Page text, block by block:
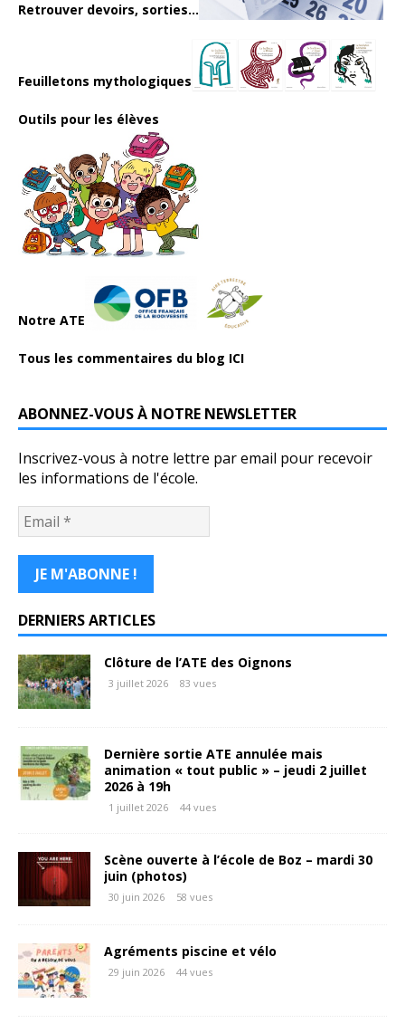
Retrouver devoirs, sorties...
Feuilletons mythologiques
Outils pour les élèves
Notre ATE
Tous les commentaires du blog ICI
ABONNEZ-VOUS À NOTRE NEWSLETTER
Inscrivez-vous à notre lettre par email pour recevoir
les informations de l'école.
DERNIERS ARTICLES
Clôture de l’ATE des Oignons
3 juillet 2026 83 vues
Dernière sortie ATE annulée mais
animation « tout public » – jeudi 2 juillet
2026 à 19h
1 juillet 2026 44 vues
Scène ouverte à l’école de Boz – mardi 30
juin (photos)
30 juin 2026 58 vues
Agréments piscine et vélo
29 juin 2026 44 vues